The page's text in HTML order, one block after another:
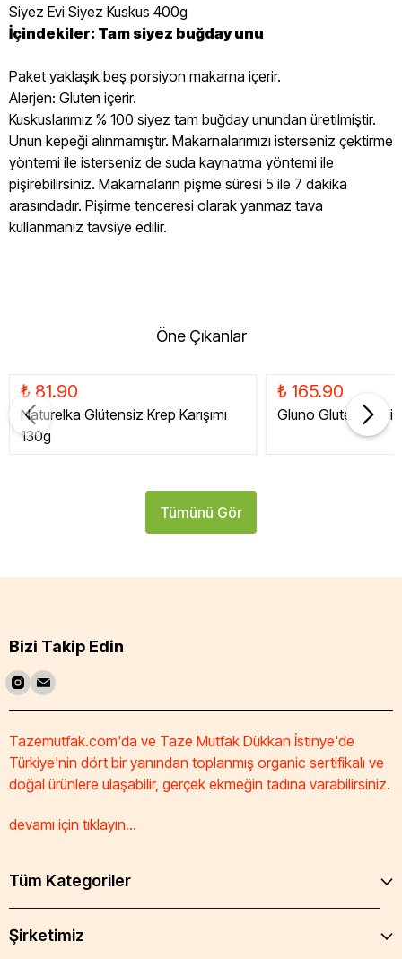
Siyez Evi Siyez Kuskus 400g
İçindekiler: Tam siyez buğday unu
Paket yaklaşık beş porsiyon makarna içerir.
Alerjen: Gluten içerir.
Kuskuslarımız % 100 siyez tam buğday unundan üretilmiştir.
Unun kepeği alınmamıştır. Makarnalarımızı isterseniz çektirme
yöntemi ile isterseniz de suda kaynatma yöntemi ile
pişirebilirsiniz. Makarnaların pişme süresi 5 ile 7 dakika
arasındadır. Pişirme tenceresi olarak yanmaz tava
kullanmanız tavsiye edilir.
Öne Çıkanlar
₺ 81.90
Naturelka Glütensiz Krep Karışımı
130g
₺ 165.90
Gluno Glutensiz
Tümünü Gör
Bizi Takip Edin
Tazemutfak.com'da ve Taze Mutfak Dükkan İstinye'de
Türkiye'nin dört bir yanından toplanmış organic sertifikalı ve
doğal ürünlere ulaşabilir, gerçek ekmeğin tadına varabilirsiniz.
devamı için tıklayın...
Tüm Kategoriler
Şirketimiz